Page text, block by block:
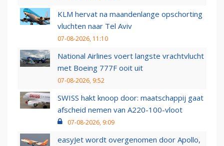
KLM hervat na maandenlange opschorting
vluchten naar Tel Aviv
07-08-2026, 11:10
National Airlines voert langste vrachtvlucht
met Boeing 777F ooit uit
07-08-2026, 9:52
SWISS hakt knoop door: maatschappij gaat
afscheid nemen van A220-100-vloot
07-08-2026, 9:09
easyJet wordt overgenomen door Apollo,